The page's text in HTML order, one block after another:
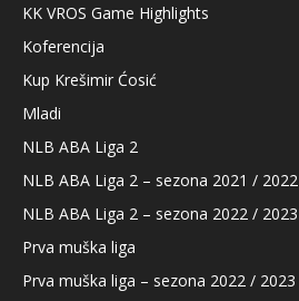
KK VROS Game Highlights
Koferencija
Kup Krešimir Ćosić
Mladi
NLB ABA Liga 2
NLB ABA Liga 2 – sezona 2021 / 2022
NLB ABA Liga 2 – sezona 2022 / 2023
Prva muška liga
Prva muška liga – sezona 2022 / 2023